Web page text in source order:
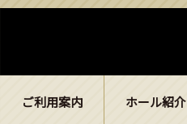
ご利用案内 ホール紹介